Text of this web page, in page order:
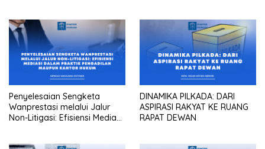
Penyelesaian Sengketa
Wanprestasi melalui Jalur
Non-Litigasi: Efisiensi Mediasi
DINAMIKA PILKADA: DARI
ASPIRASI RAKYAT KE RUANG
RAPAT DEWAN